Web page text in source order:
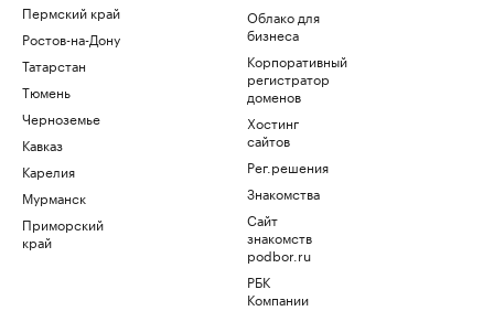
Пермский край
Ростов-на-Дону
Татарстан
Тюмень
Черноземье
Кавказ
Карелия
Мурманск
Приморский
край
Облако для
бизнеса
Корпоративный
регистратор
доменов
Хостинг
сайтов
Рег.решения
Знакомства
Сайт
знакомств
podbor.ru
РБК
Компании